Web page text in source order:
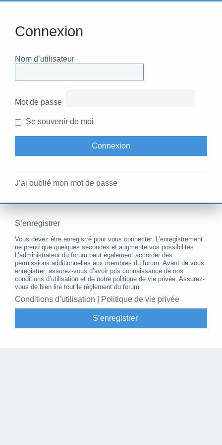
Connexion
Nom d’utilisateur
Mot de passe
Se souvenir de moi
J’ai oublié mon mot de passe
S’enregistrer
Vous devez être enregistré pour vous connecter. L’enregistrement
ne prend que quelques secondes et augmente vos possibilités.
L’administrateur du forum peut également accorder des
permissions additionnelles aux membres du forum. Avant de vous
enregistrer, assurez-vous d’avoir pris connaissance de nos
conditions d’utilisation et de notre politique de vie privée. Assurez-
vous de bien lire tout le règlement du forum.
Conditions d’utilisation Politique de vie privée
S’enregistrer